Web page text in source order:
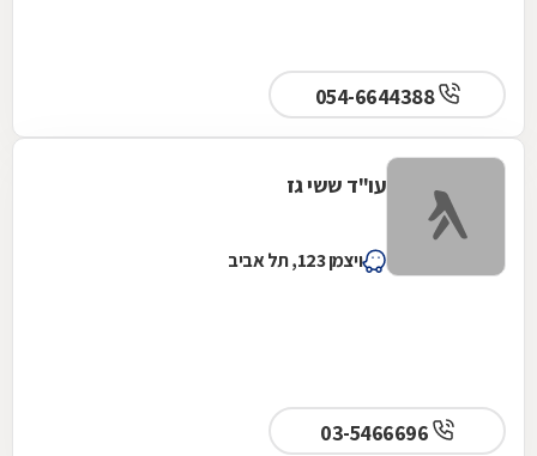
054-6644388
עו"ד ששי גז
ויצמן 123, תל אביב